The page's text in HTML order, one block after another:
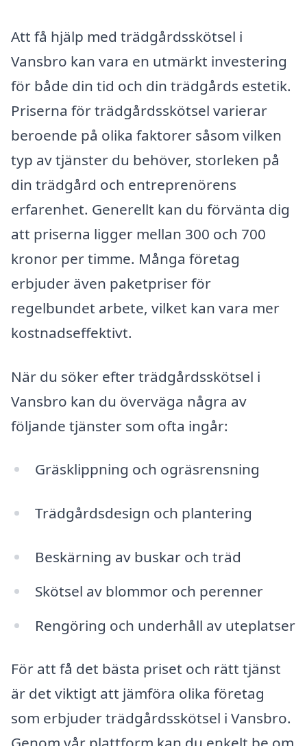
Att få hjälp med trädgårdsskötsel i
Vansbro kan vara en utmärkt investering
för både din tid och din trädgårds estetik.
Priserna för trädgårdsskötsel varierar
beroende på olika faktorer såsom vilken
typ av tjänster du behöver, storleken på
din trädgård och entreprenörens
erfarenhet. Generellt kan du förvänta dig
att priserna ligger mellan 300 och 700
kronor per timme. Många företag
erbjuder även paketpriser för
regelbundet arbete, vilket kan vara mer
kostnadseffektivt.
När du söker efter trädgårdsskötsel i
Vansbro kan du överväga några av
följande tjänster som ofta ingår:
Gräsklippning och ogräsrensning
Trädgårdsdesign och plantering
Beskärning av buskar och träd
Skötsel av blommor och perenner
Rengöring och underhåll av uteplatser
För att få det bästa priset och rätt tjänst
är det viktigt att jämföra olika företag
som erbjuder trädgårdsskötsel i Vansbro.